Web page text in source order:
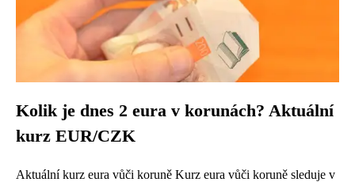
Kolik je dnes 2 eura v korunách? Aktuální
kurz EUR/CZK
Aktuální kurz eura vůči koruně Kurz eura vůči koruně sleduje v